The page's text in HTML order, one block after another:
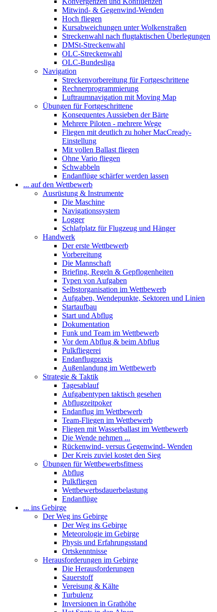
Mitwind- & Gegenwind-Wenden
Hoch fliegen
Kursabweichungen unter Wolkenstraßen
Streckenwahl nach flugtaktischen Überlegungen
DMSt-Streckenwahl
OLC-Streckenwahl
OLC-Bundesliga
Navigation
Streckenvorbereitung für Fortgeschrittene
Rechnerprogrammierung
Luftraumnavigation mit Moving Map
Übungen für Fortgeschrittene
Konsequentes Aussieben der Bärte
Mehrere Piloten - mehrere Wege
Fliegen mit deutlich zu hoher MacCready-
Einstellung
Mit vollen Ballast fliegen
Ohne Vario fliegen
Schwabbeln
Endanflüge schärfer werden lassen
... auf den Wettbewerb
Ausrüstung & Instrumente
Die Maschine
Navigationssystem
Logger
Schlafplatz für Flugzeug und Hänger
Handwerk
Der erste Wettbewerb
Vorbereitung
Die Mannschaft
Briefing, Regeln & Gepflogenheiten
Typen von Aufgaben
Selbstorganisation im Wettbewerb
Aufgaben, Wendepunkte, Sektoren und Linien
Startaufbau
Start und Abflug
Dokumentation
Funk und Team im Wettbewerb
Vor dem Abflug & beim Abflug
Pulkfliegerei
Endanflugpraxis
Außenlandung im Wettbewerb
Strategie & Taktik
Tagesablauf
Aufgabentypen taktisch gesehen
Abflugzeitpoker
Endanflug im Wettbewerb
Team-Fliegen im Wettbewerb
Fliegen mit Wasserballast im Wettbewerb
Die Wende nehmen ...
Rückenwind- versus Gegenwind- Wenden
Der Kreis zuviel kostet den Sieg
Übungen für Wettbewerbsfitness
Abflug
Pulkfliegen
Wettbewerbsdauerbelastung
Endanflüge
... ins Gebirge
Der Weg ins Gebirge
Der Weg ins Gebirge
Meteorologie im Gebirge
Physis und Erfahrungsstand
Ortskenntnisse
Herausforderungen im Gebirge
Die Herausforderungen
Sauerstoff
Vereisung & Kälte
Turbulenz
Inversionen in Grathöhe